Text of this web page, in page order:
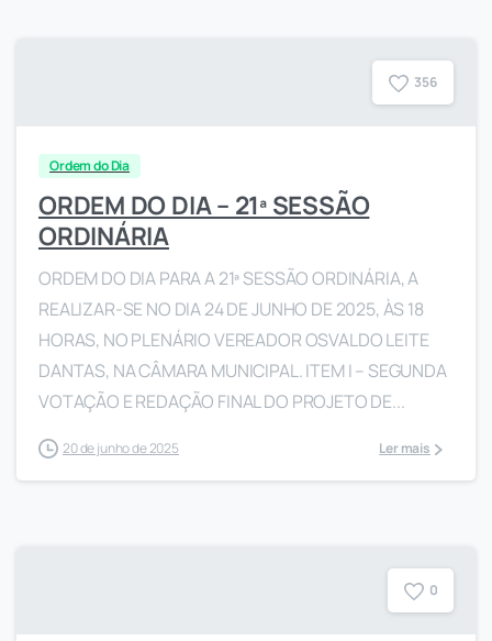
356
Ordem do Dia
ORDEM DO DIA – 21ª SESSÃO
ORDINÁRIA
ORDEM DO DIA PARA A 21ª SESSÃO ORDINÁRIA, A
REALIZAR-SE NO DIA 24 DE JUNHO DE 2025, ÀS 18
HORAS, NO PLENÁRIO VEREADOR OSVALDO LEITE
DANTAS, NA CÂMARA MUNICIPAL. ITEM I – SEGUNDA
VOTAÇÃO E REDAÇÃO FINAL DO PROJETO DE...
20 de junho de 2025 Ler mais
0